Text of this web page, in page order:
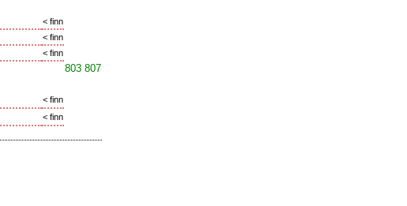
< finn
< finn
< finn
803 807
< finn
< finn